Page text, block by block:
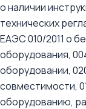
о наличии
технических
ЕАЭС 010/2011 о
оборудования,
оборудовании,
совместимости,
оборудованию,